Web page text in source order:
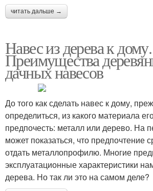
читать дальше →
Навес из дерева к дому.
Преимущества
дачных навесов
До того как сделать навес к дому,
определиться, из какого материала
предпочесть: металл или дерево. На
может показаться, что предпочтение
отдать металлопрофилю. Многие
эксплуатационные характеристики
дерева. Но так ли это на самом деле?